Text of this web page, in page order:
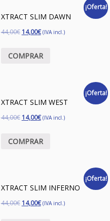
¡Oferta!
XTRACT SLIM DAWN
44,00€ 14,00€ (IVA incl.)
COMPRAR
¡Oferta!
XTRACT SLIM WEST
44,00€ 14,00€ (IVA incl.)
COMPRAR
¡Oferta!
XTRACT SLIM INFERNO
44,00€ 14,00€ (IVA incl.)